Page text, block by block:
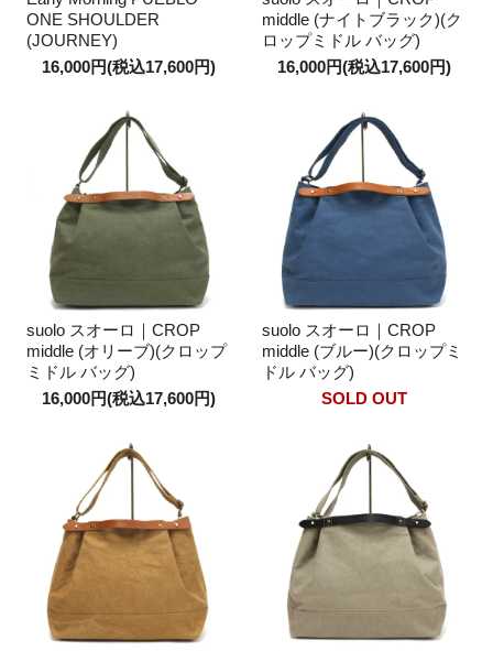
ONE SHOULDER
(JOURNEY)
16,000円(税込17,600円)
middle (ナイトブラック)(ク
ロップミドル バッグ)
16,000円(税込17,600円)
suolo スオーロ｜CROP
middle (オリーブ)(クロップ
ミドル バッグ)
16,000円(税込17,600円)
suolo スオーロ｜CROP
middle (ブルー)(クロップミ
ドル バッグ)
SOLD OUT